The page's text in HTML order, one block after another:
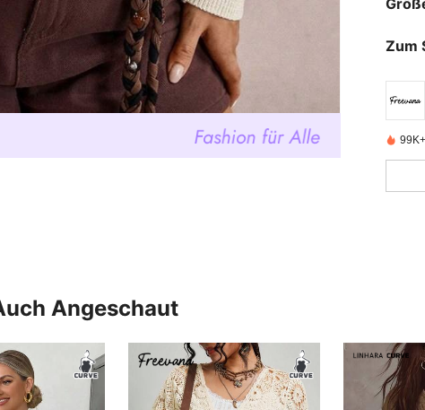
Zum
Angeschaut